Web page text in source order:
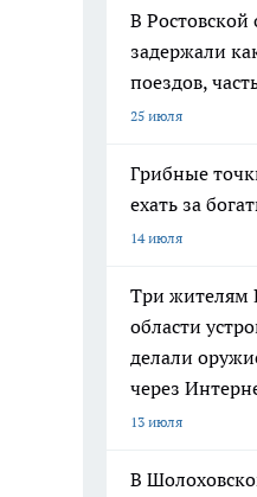
В Ростовской
задержали
поездов,
25 июля
Грибные
ехать за
14 июля
Три жителям
области
делали
через
13 июля
В